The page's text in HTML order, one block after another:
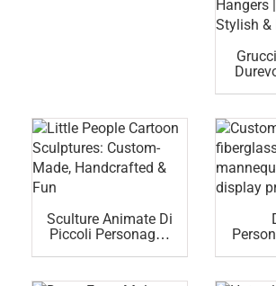
Sculture Animate Di
Piccoli Personaggi:
Divertenti